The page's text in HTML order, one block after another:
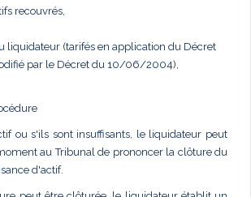
recouvrés,
liquidateur (tarifés en application du Décret
par le Décret du 10/06/2004),
ou s'ils sont insuffisants, le liquidateur peut
au Tribunal de prononcer la clôture du
d'actif.